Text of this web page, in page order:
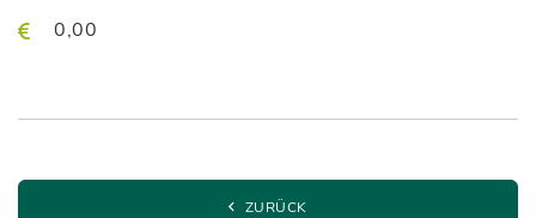
0,00
ZURÜCK